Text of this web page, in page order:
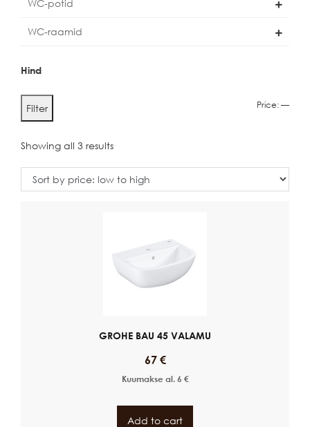
WC-potid
WC-raamid
Hind
Min
Max
Filter Price: —
Showing all 3 results
GROHE BAU 45 VALAMU
67 €
Kuumakse al. 6 €
Add to cart